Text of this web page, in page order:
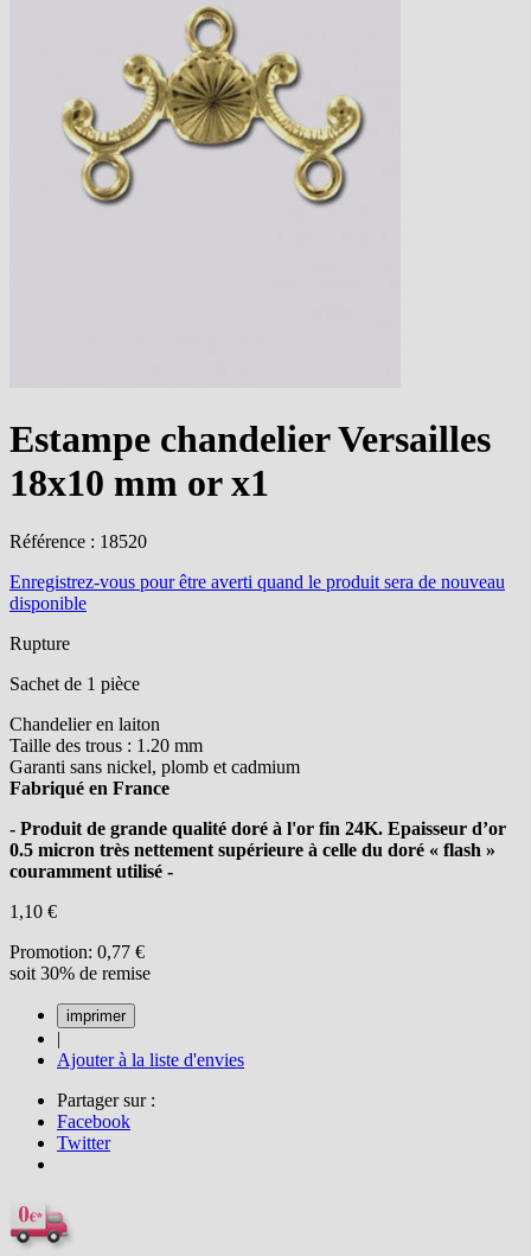
Estampe chandelier Versailles
18x10 mm or x1
Référence : 18520
Enregistrez-vous pour être averti quand le produit sera de nouveau
disponible
Rupture
Sachet de 1 pièce
Chandelier en laiton
Taille des trous : 1.20 mm
Garanti sans nickel, plomb et cadmium
Fabriqué en France
- Produit de grande qualité doré à l'or fin 24K. Epaisseur d’or
0.5 micron très nettement supérieure à celle du doré « flash »
couramment utilisé -
1,10 €
Promotion: 0,77 €
soit 30% de remise
|
Ajouter à la liste d'envies
Partager sur :
Facebook
Twitter